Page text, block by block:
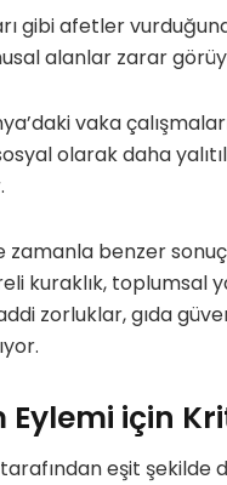
gibi afetler
alanlar zarar
vaka
olarak daha
benzer
kuraklık, toplumsal
zorluklar, gıda
için
eşit